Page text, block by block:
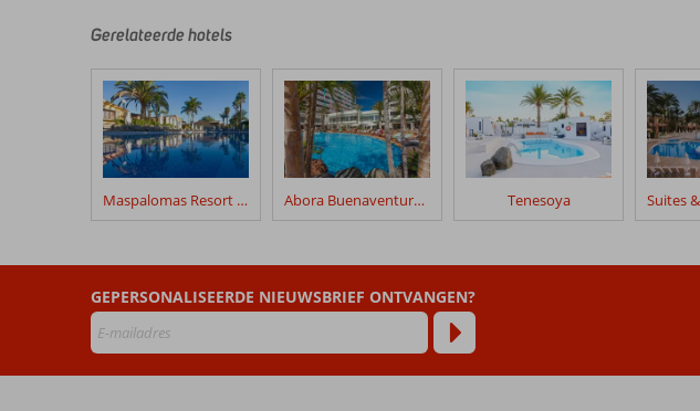
hun
in
Livvo
Costa
Taurito
Beoordelingen
die
zijn
dan
48
maanden
worden
niet
Gerelateerde hotels
Maspalomas Resort by Dunas Abora Buenaventura by Lopesan Hotels Tenesoya
GEPERSONALISEERDE NIEUWSBRIEF ONTVANGEN?